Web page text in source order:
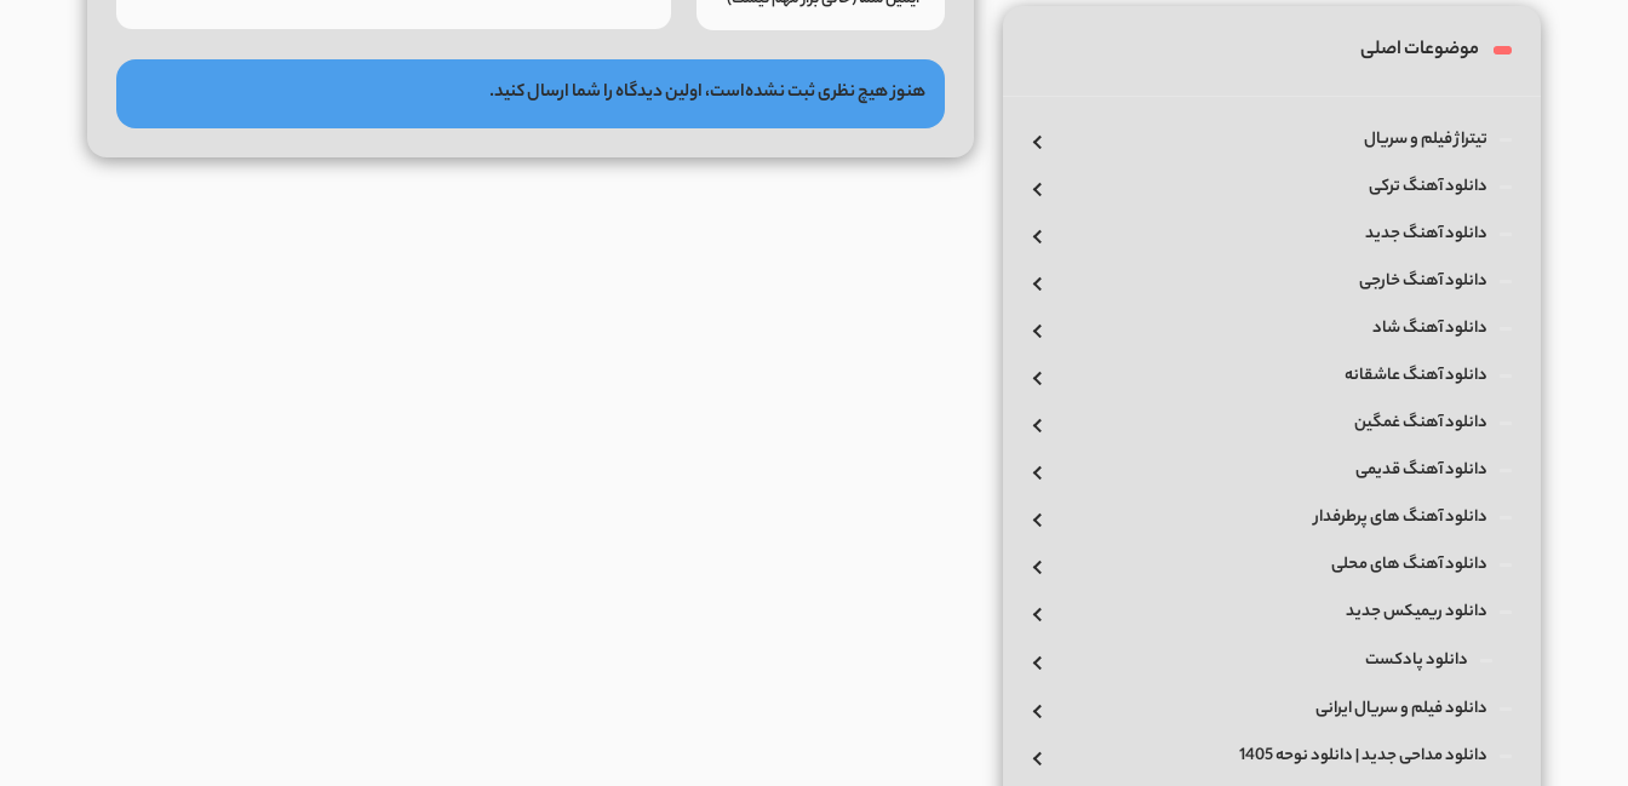
هنوز هیچ نظری ثبت نشده‌است، اولین دیدگاه را شما ارسال کنید.
موضوعات اصلی
تیتراژ فیلم و سریال
دانلود آهنگ ترکی
دانلود آهنگ جدید
دانلود آهنگ خارجی
دانلود آهنگ شاد
دانلود آهنگ عاشقانه
دانلود آهنگ غمگین
دانلود آهنگ قدیمی
دانلود آهنگ های پرطرفدار
دانلود آهنگ های محلی
دانلود ریمیکس جدید
دانلود پادکست
دانلود فیلم و سریال ایرانی
دانلود مداحی جدید | دانلود نوحه 1405